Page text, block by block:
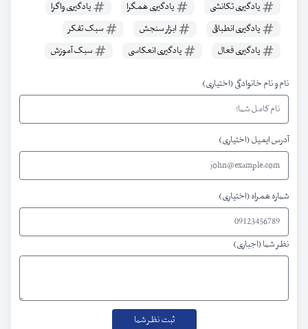
یادگیری تکانشی
یادگیری همگرا
یادگیری واگرا
یادگیری انطباقی
ابزار سنجش
سبک تفکر
یادگیری فعال
یادگیری انعکاسی سبک آموزش
نام و نام خانوادگی (اختیاری)
آدرس ایمیل (اختیاری)
شماره همراه (اختیاری)
نظر شما (اجباری)